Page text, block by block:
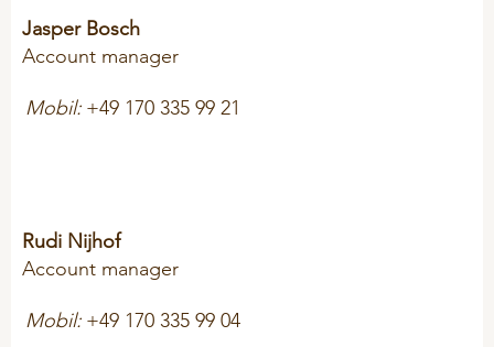
Jasper Bosch
Account manager
Mobil: +49 170 335 99 21
Rudi Nijhof
Account manager
Mobil: +49 170 335 99 04